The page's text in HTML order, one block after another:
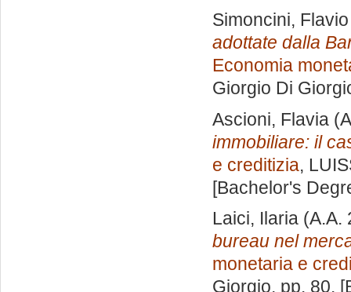
Simoncini, Flavio
adottate dalla
Economia
Giorgio Di
Ascioni, Flavia
immobiliare: il
e creditizia,
[Bachelor's
Laici, Ilaria (A.A.
bureau nel
monetaria e
Giorgio, pp. 80.